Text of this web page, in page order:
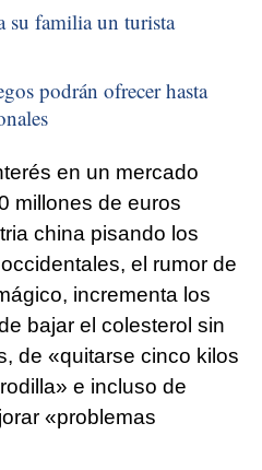
su familia un turista
podrán ofrecer hasta
en un mercado
millones de euros
china pisando los
el rumor de
incrementa los
bajar el colesterol sin
de «quitarse cinco kilos
e incluso de
«problemas